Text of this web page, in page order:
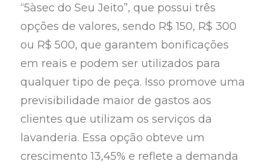
“5àsec do Seu Jeito”, que possui três
opções de valores, sendo R$ 150, R$ 300
ou R$ 500, que garantem bonificações
em reais e podem ser utilizados para
qualquer tipo de peça. Isso promove uma
previsibilidade maior de gastos aos
clientes que utilizam os serviços da
lavanderia. Essa opção obteve um
crescimento 13,45% e reflete a demanda